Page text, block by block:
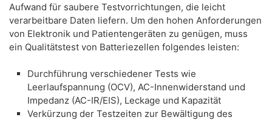
Aufwand für saubere Testvorrichtungen, die leicht
verarbeitbare Daten liefern. Um den hohen Anforderungen
von Elektronik und Patientengeräten zu genügen, muss
ein Qualitätstest von Batteriezellen folgendes leisten:
Durchführung verschiedener Tests wie
Leerlaufspannung (OCV), AC-Innenwiderstand und
Impedanz (AC-IR/EIS), Leckage und Kapazität
Verkürzung der Testzeiten zur Bewältigung des